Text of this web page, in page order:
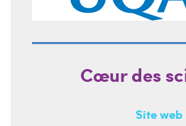
Cœur des
Site web